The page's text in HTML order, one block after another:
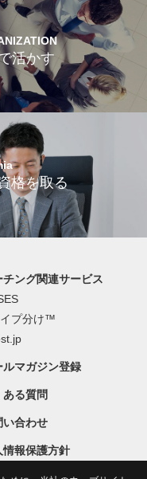
活かす
格を取る
チング関連サービス
イプ分け™
ルマガジン登録
ある質問
い合わせ
情報保護方針